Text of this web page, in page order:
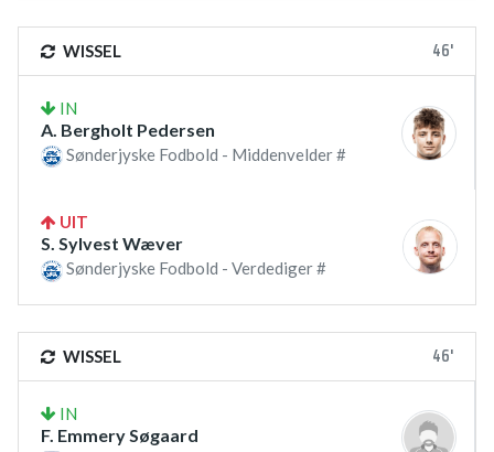
WISSEL 46'
IN
A. Bergholt Pedersen
Sønderjyske Fodbold - Middenvelder #
UIT
S. Sylvest Wæver
Sønderjyske Fodbold - Verdediger #
WISSEL 46'
IN
F. Emmery Søgaard